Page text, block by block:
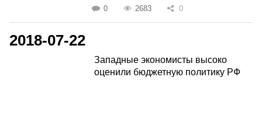
0 2683 0
2018-07-22
Западные экономисты высоко
оценили бюджетную политику РФ